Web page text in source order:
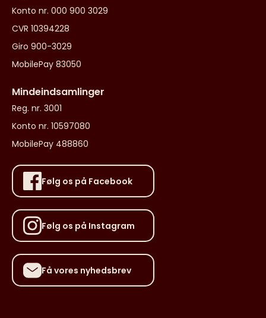
Konto nr. 000 900 3029
CVR 10394228
Giro 900-3029
MobilePay 83050
Mindeindsamlinger
Reg. nr. 3001
Konto nr. 10597080
MobilePay 488860
Følg os på Facebook
Følg os på Instagram
Få vores nyhedsbrev